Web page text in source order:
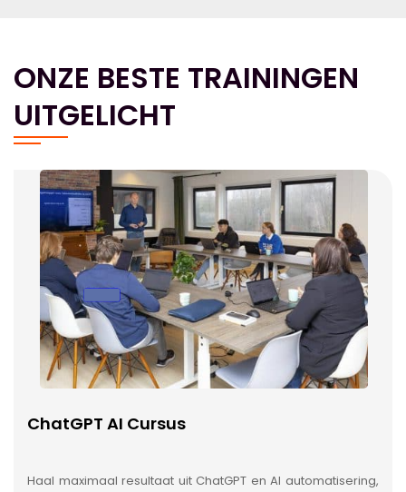
ONZE BESTE TRAININGEN
UITGELICHT
ChatGPT AI Cursus
Haal maximaal resultaat uit ChatGPT en AI automatisering,